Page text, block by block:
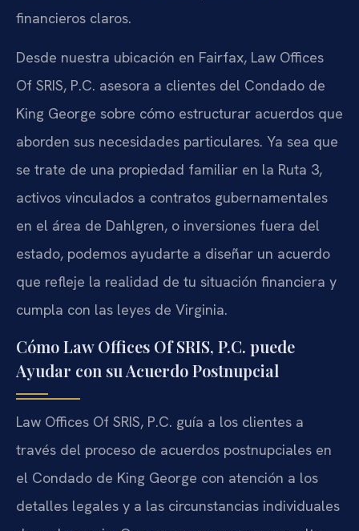
financieros claros.
Desde nuestra ubicación en Fairfax, Law Offices
Of SRIS, P.C. asesora a clientes del Condado de
King George sobre cómo estructurar acuerdos que
aborden sus necesidades particulares. Ya sea que
se trate de una propiedad familiar en la Ruta 3,
activos vinculados a contratos gubernamentales
en el área de Dahlgren, o inversiones fuera del
estado, podemos ayudarte a diseñar un acuerdo
que refleje la realidad de tu situación financiera y
cumpla con las leyes de Virginia.
Cómo Law Offices Of SRIS, P.C. puede
Ayudar con su Acuerdo Postnupcial
Law Offices Of SRIS, P.C. guía a los clientes a
través del proceso de acuerdos postnupciales en
el Condado de King George con atención a los
detalles legales y a las circunstancias individuales